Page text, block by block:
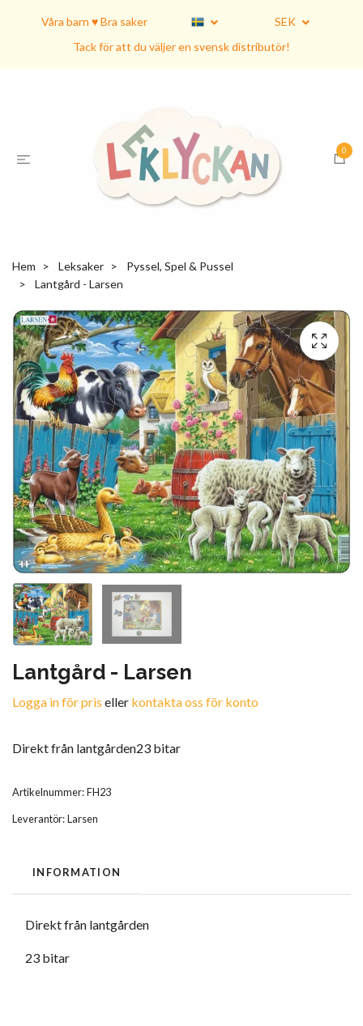
Våra barn ♥ Bra saker
SEK
Tack för att du väljer en svensk distributör!
0
Hem Leksaker
Pyssel, Spel & Pussel
Lantgård - Larsen
Lantgård - Larsen
Logga in för pris eller kontakta oss för konto
Direkt från lantgården23 bitar
Artikelnummer:FH23
Leverantör:Larsen
INFORMATION
Direkt från lantgården
23 bitar